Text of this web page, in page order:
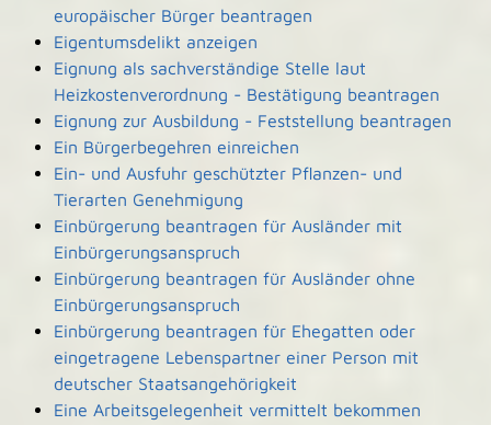
europäischer Bürger beantragen
Eigentumsdelikt anzeigen
Eignung als sachverständige Stelle laut
Heizkostenverordnung - Bestätigung beantragen
Eignung zur Ausbildung - Feststellung beantragen
Ein Bürgerbegehren einreichen
Ein- und Ausfuhr geschützter Pflanzen- und
Tierarten Genehmigung
Einbürgerung beantragen für Ausländer mit
Einbürgerungsanspruch
Einbürgerung beantragen für Ausländer ohne
Einbürgerungsanspruch
Einbürgerung beantragen für Ehegatten oder
eingetragene Lebenspartner einer Person mit
deutscher Staatsangehörigkeit
Eine Arbeitsgelegenheit vermittelt bekommen